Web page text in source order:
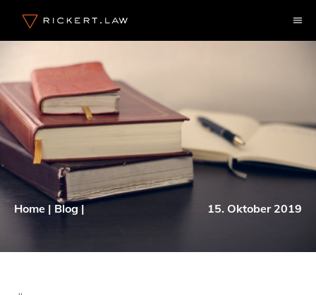
Inhalt
springen
Home | Blog| 15. Oktober 2019